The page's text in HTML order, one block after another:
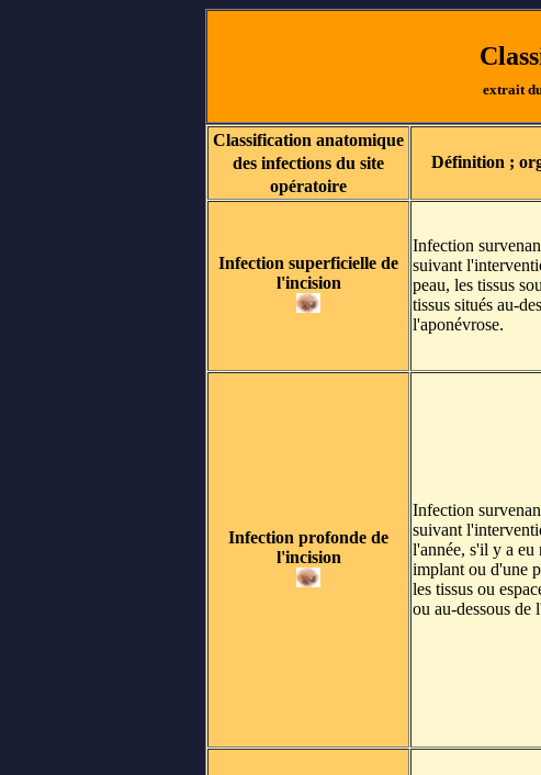
extrait
Classification anatomique
des infections du site
opératoire
Définition ;
Infection superficielle de
l'incision
Infection
suivant
peau, les tissus
tissus situés au-
l'aponévrose.
Infection profonde de
l'incision
Infection
suivant
l'année, s'il y a eu
implant ou d'une
les tissus ou
ou au-dessous de